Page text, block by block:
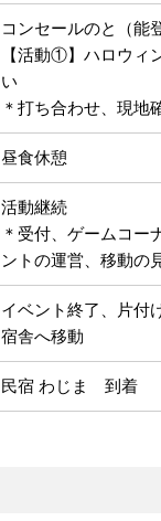
コンセールのと（能
【活動①】ハロウィ
い
＊打ち合わせ、現地
昼食休憩
活動継続
＊受付、ゲームコー
ントの運営、移動の
イベント終了、片付
宿舎へ移動
民宿 わじま 到着